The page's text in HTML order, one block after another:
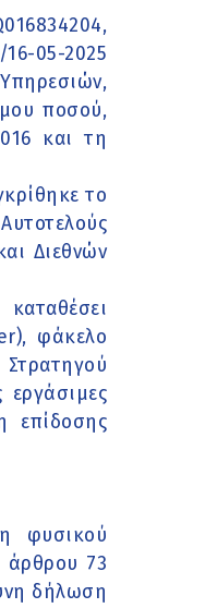
05-2025
ποσού,
και τη
το
Διεθνών
φάκελο
επίδοσης
φυσικού
άρθρου 73
δήλωση